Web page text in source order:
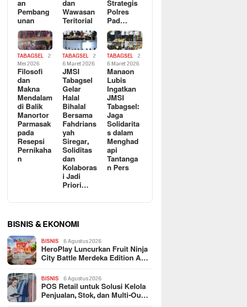
an
Pembang
unan
dan
Wawasan
Teritorial
Strategis
Polres
Pad…
TABAGSEL
2
Mei 2026
Filosofi
dan
Makna
Mendalam
di Balik
Manortor
Parmasak
pada
Resepsi
Pernikaha
n
TABAGSEL
2
6 Maret 2026
JMSI
Tabagsel
Gelar
Halal
Bihalal
Bersama
Fahdrians
yah
Siregar,
Soliditas
dan
Kolaboras
i Jadi
Priori…
TABAGSEL
2
6 Maret 2026
Manaon
Lubis
Ingatkan
JMSI
Tabagsel:
Jaga
Solidarita
s dalam
Menghad
api
Tantanga
n Pers
BISNIS & EKONOMI
BISNIS 6 Agustus 2026
HeroPlay Luncurkan Fruit Ninja
City Battle Merdeka Edition A…
BISNIS 6 Agustus 2026
POS Retail untuk Solusi Kelola
Penjualan, Stok, dan Multi-Ou…